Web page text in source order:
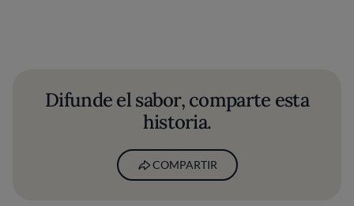
Difunde el sabor, comparte esta
historia.
COMPARTIR